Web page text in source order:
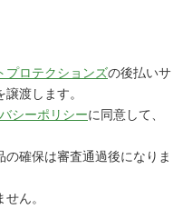
プロテクションズの後払いサ
渡します。
シーポリシーに同意して、
確保は審査通過後になりま
ん。